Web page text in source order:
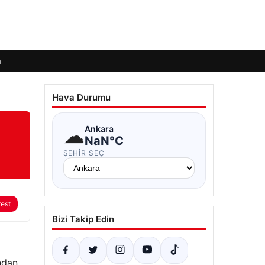
Hava Durumu
☁Ankara
NaN°C
ŞEHIR SEÇ
Bizi Takip Edin